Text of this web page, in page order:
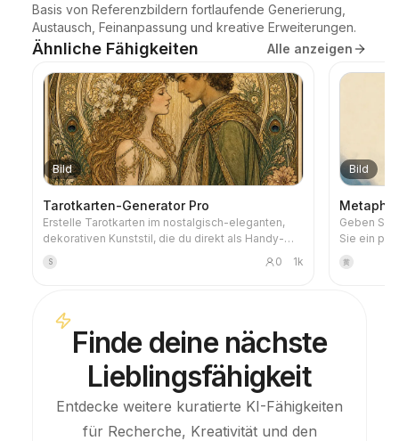
Basis von Referenzbildern fortlaufende Generierung,
Austausch, Feinanpassung und kreative Erweiterungen.
Ähnliche Fähigkeiten Alle anzeigen
Bild
Tarotkarten-Generator Pro
Erstelle Tarotkarten im nostalgisch-eleganten,
dekorativen Kunststil, die du direkt als Handy-
Lieblingsthema (z. B. nordische Mythologie, ein
bedeutungsvolle Tarotkarten-Bilder generiert.
Unterstützt werden die gesamten 78 Karten,
einzelne Gruppen oder eine eigene Auswahl. Die
Bilder sind detailreich und ansprechend, ohne
den rohen KI-Kunststoff-Look. Kombinierbar mit
YouMind-Zeitplanung, um jeden Morgen
automatisch Karten zu ziehen und zu deuten
(Zeitplan muss selbst konfiguriert werden).
S 0 1k
Bild
Geben
Sie ein
körnige
黄
Finde deine nächste
Lieblingsfähigkeit
Entdecke weitere kuratierte KI-Fähigkeiten
für Recherche, Kreativität und den